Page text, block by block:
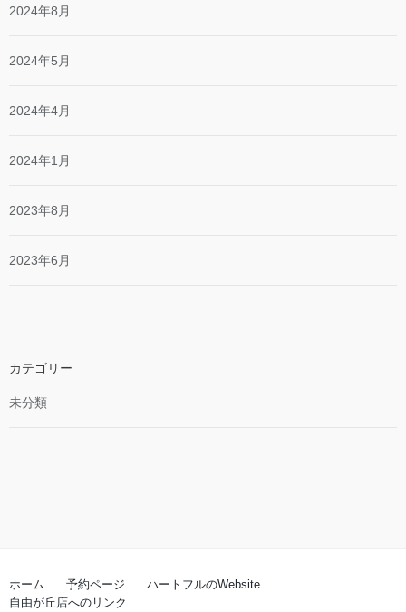
2024年8月
2024年5月
2024年4月
2024年1月
2023年8月
2023年6月
カテゴリー
未分類
ホーム 予約ページ
ハートフルのWebsite
自由が丘店へのリンク